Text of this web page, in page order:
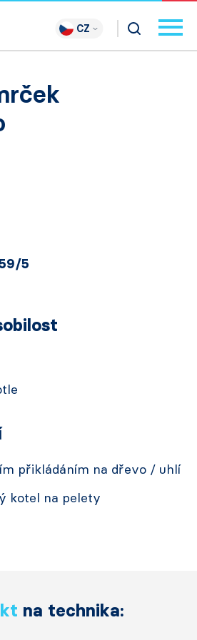
CZ
5
přikládáním na dřevo / uhlí
kotel na pelety
na technika: